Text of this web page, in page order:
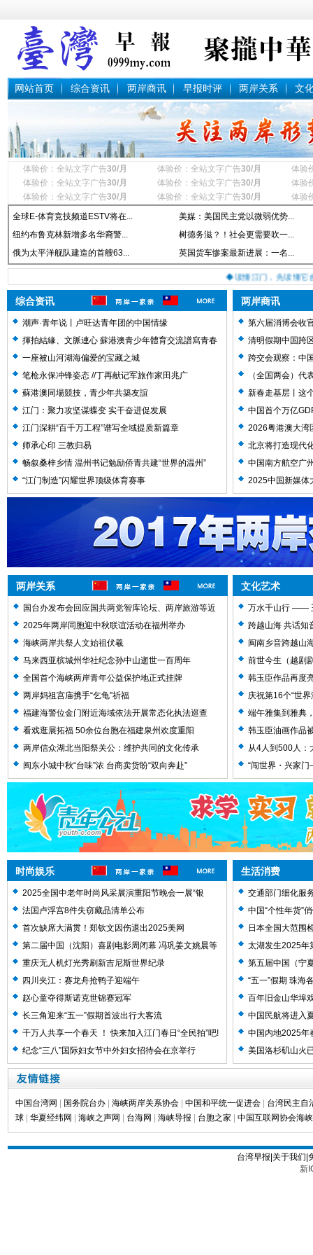
网站首页 综合资讯 两岸商讯 早报时评 两岸关系 文
体验价：全站文字广告30/月 体验价：全站文字广告30/月
体验
体验价：全站文字广告30/月 体验价：全站文字广告30/月
体验
体验价：全站文字广告30/月 体验价：全站文字广告30/月
体验
全球E-体育竞技频道ESTV将在...
美媒：美国民主党以微弱优势...
纽约布鲁克林新增多名华裔警...
树德务滋？！社会更需要吹一...
俄为太平洋舰队建造的首艘63...
英国货车惨案最新进展：一名...
◆读懂江门，先读懂它的
综合资讯
潮声·青年说丨卢旺达青年团的中国情缘
揮拍結緣、文脈連心 蘇港澳青少年體育交流譜寫青春
新篇
一座被山河湖海偏爱的宝藏之城
笔枪永保冲锋姿态 //丁再献记军旅作家田兆广
蘇港澳同場競技，青少年共築友誼
江门：聚力攻坚谋蝶变 实干奋进促发展
江门深耕“百千万工程”谱写全域提质新篇章
师承心印 三教归易
畅叙桑梓乡情 温州书记勉励侨青共建“世界的温州”
“江门制造”闪耀世界顶级体育赛事
两岸商讯
第六届消博会收
清明假期中国跨
跨交会观察：中
（全国两会）代
新春走基层丨这
中国首个万亿
2026粤港澳大湾
北京将打造现代
中国南方航空广
2025中国新媒体
两岸关系
国台办发布会回应国共两党智库论坛、两岸旅游等近
期热点
2025年两岸同胞迎中秋联谊活动在福州举办
海峡两岸共祭人文始祖伏羲
马来西亚槟城州华社纪念孙中山逝世一百周年
全国首个海峡两岸青年公益保护地正式挂牌
两岸妈祖宫庙携手“乞龟”祈福
福建海警位金门附近海域依法开展常态化执法巡查
看戏逛展拓福 50余位台胞在福建泉州欢度重阳
两岸信众湖北当阳祭关公：维护共同的文化传承
闽东小城中秋“台味”浓 台商卖货盼“双向奔赴”
文化艺术
万水千山行 ——
跨越山海 共话知
腊主题活动精彩
闽南乡音跨越山
金曲盛典全球启
前世今生（越剧
韩玉臣作品再度
美术名家经典作
庆祝第16个“世
乐晚会
端午雅集到雅典
韩玉臣油画作品
从4人到500人：
“闯世界・兴家
当”展览开幕
时尚娱乐
2025全国中老年时尚风采展演重阳节晚会一展“银
龄”活力
法国卢浮宫8件失窃藏品清单公布
首次缺席大满贯！郑钦文因伤退出2025美网
第二届中国（沈阳）喜剧电影周闭幕 冯巩姜文姚晨等
影人齐聚见证高光时刻
重庆无人机灯光秀刷新吉尼斯世界纪录
四川夹江：赛龙舟抢鸭子迎端午
赵心童夺得斯诺克世锦赛冠军
长三角迎来“五一”假期首波出行大客流
千万人共享一个春天 ！ 快来加入江门春日“全民拍”吧!
纪念“三八”国际妇女节中外妇女招待会在京举行
生活消费
交通部门细化服
中国“个性年货”
日本全国大范围
太湖发生2025年
第五届中国（宁
“五一”假期 珠海
百年旧金山华埠
中国民航将进入
中国内地2025年
美国洛杉矶山火
中国台湾网 国务院台办 海峡两岸关系协会 中国和平统一促进会
台湾民主自
球
华夏经纬网 海峡之声网 台海网 海峡导报 台胞之家 中国互联网协会海
台湾早报|关于我们|
新